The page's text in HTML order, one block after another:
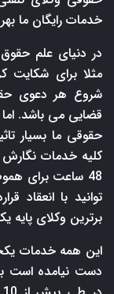
خدمات رایگان ما
در دنیای علم
مثلا برای شکایت
شروع هر دعوی
قضایی می باشد.
حقوقی ما بسیار
کلیه خدمات نگارش
48 ساعت برای
توانید با انعقاد
برترین وکلای پایه
این همه خدمات
دست نیامده است